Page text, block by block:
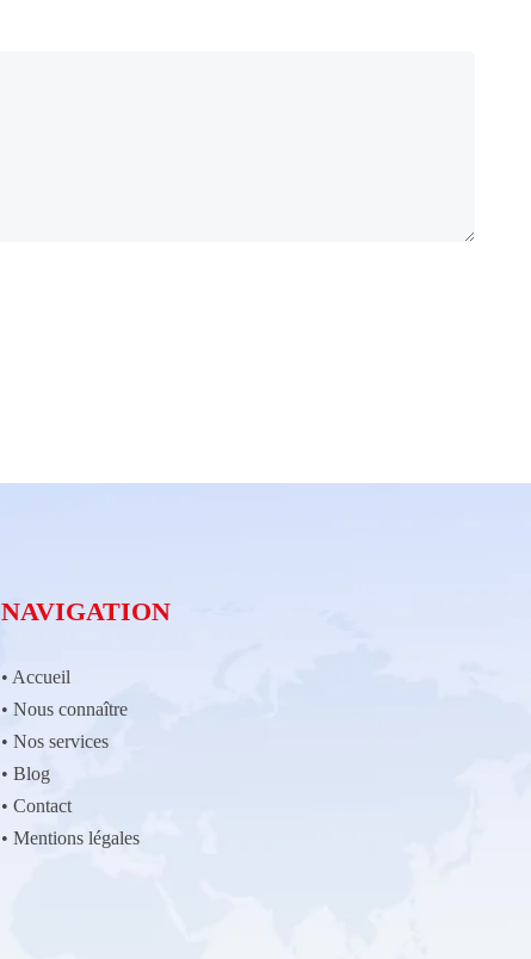
NAVIGATION
• Accueil
•Nous connaître
•Nos services
•Blog
•Contact
•Mentions légales